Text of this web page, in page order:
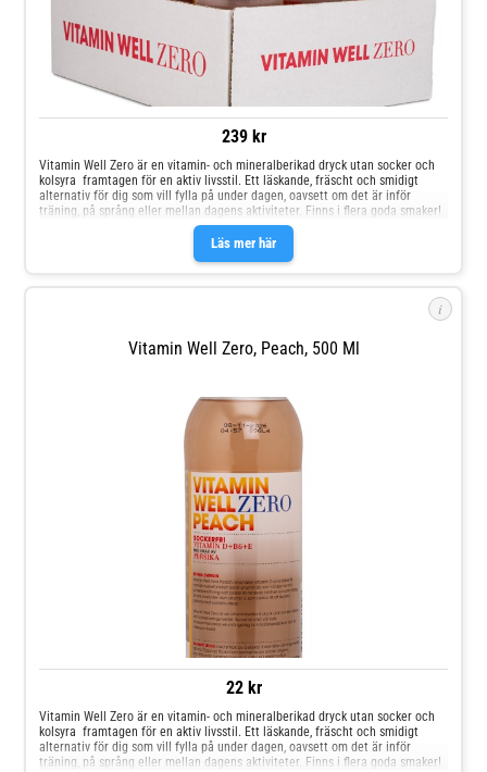
239 kr
Läs mer här
Vitamin Well Zero är en vitamin- och mineralberikad dryck utan socker och
kolsyra  framtagen för en aktiv livsstil. Ett läskande, fräscht och smidigt
alternativ för dig som vill fylla på under dagen, oavsett om det är inför
träning, på språng eller mellan dagens aktiviteter. Finns i flera goda smaker!
i
Vitamin Well Zero, Peach, 500 Ml
22 kr
Vitamin Well Zero är en vitamin- och mineralberikad dryck utan socker och
kolsyra  framtagen för en aktiv livsstil. Ett läskande, fräscht och smidigt
alternativ för dig som vill fylla på under dagen, oavsett om det är inför
träning, på språng eller mellan dagens aktiviteter. Finns i flera goda smaker!